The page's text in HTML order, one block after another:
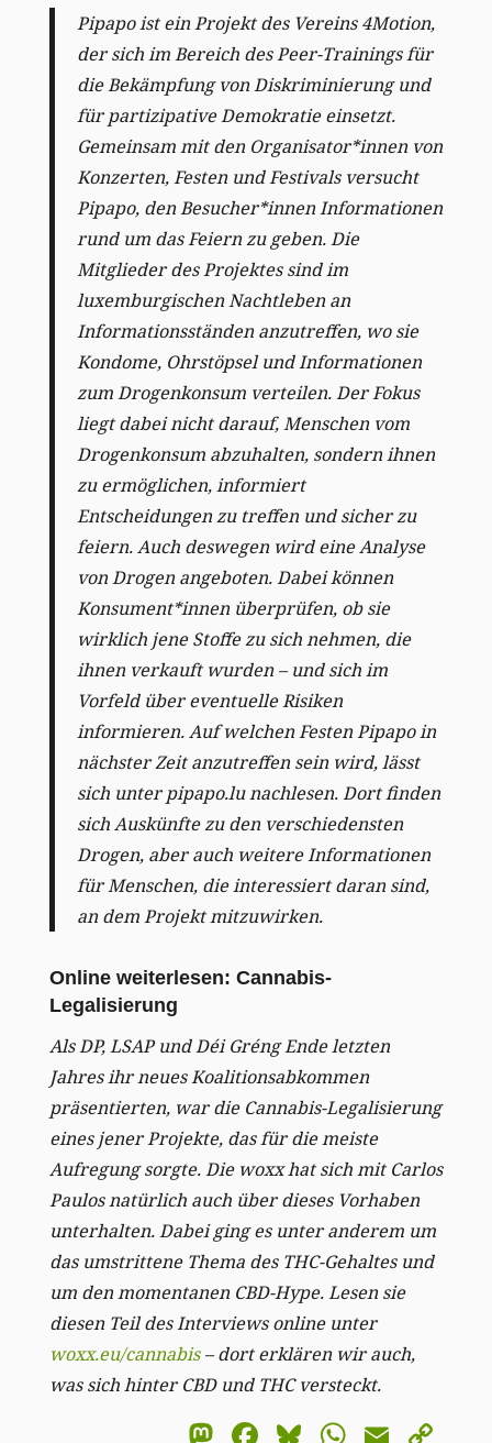
Pipapo ist ein Projekt des Vereins 4Motion,
der sich im Bereich des Peer-Trainings für
die Bekämpfung von Diskriminierung und
für partizipative Demokratie einsetzt.
Gemeinsam mit den Organisator*innen von
Konzerten, Festen und Festivals versucht
Pipapo, den Besucher*innen Informationen
rund um das Feiern zu geben. Die
Mitglieder des Projektes sind im
luxemburgischen Nachtleben an
Informationsständen anzutreffen, wo sie
Kondome, Ohrstöpsel und Informationen
zum Drogenkonsum verteilen. Der Fokus
liegt dabei nicht darauf, Menschen vom
Drogenkonsum abzuhalten, sondern ihnen
zu ermöglichen, informiert
Entscheidungen zu treffen und sicher zu
feiern. Auch deswegen wird eine Analyse
von Drogen angeboten. Dabei können
Konsument*innen überprüfen, ob sie
wirklich jene Stoffe zu sich nehmen, die
ihnen verkauft wurden – und sich im
Vorfeld über eventuelle Risiken
informieren. Auf welchen Festen Pipapo in
nächster Zeit anzutreffen sein wird, lässt
sich unter pipapo.lu nachlesen. Dort finden
sich Auskünfte zu den verschiedensten
Drogen, aber auch weitere Informationen
für Menschen, die interessiert daran sind,
an dem Projekt mitzuwirken.
Online weiterlesen: Cannabis-
Legalisierung
Als DP, LSAP und Déi Gréng Ende letzten
Jahres ihr neues Koalitionsabkommen
präsentierten, war die Cannabis-Legalisierung
eines jener Projekte, das für die meiste
Aufregung sorgte. Die woxx hat sich mit Carlos
Paulos natürlich auch über dieses Vorhaben
unterhalten. Dabei ging es unter anderem um
das umstrittene Thema des THC-Gehaltes und
um den momentanen CBD-Hype. Lesen sie
diesen Teil des Interviews online unter
woxx.eu/cannabis– dort erklären wir auch,
was sich hinter CBD und THC versteckt.